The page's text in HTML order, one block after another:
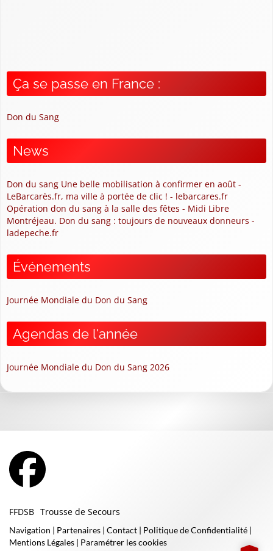
Ça se passe en France :
Don du Sang
News
Don du sang Une belle mobilisation à confirmer en août -
LeBarcarès.fr, ma ville à portée de clic ! - lebarcares.fr
Opération don du sang à la salle des fêtes - Midi Libre
Montréjeau. Don du sang : toujours de nouveaux donneurs -
ladepeche.fr
Événements
Journée Mondiale du Don du Sang
Agendas de l'année
Journée Mondiale du Don du Sang 2026
FFDSB Trousse de Secours
Navigation | Partenaires | Contact | Politique de Confidentialité |
Mentions Légales | Paramétrer les cookies